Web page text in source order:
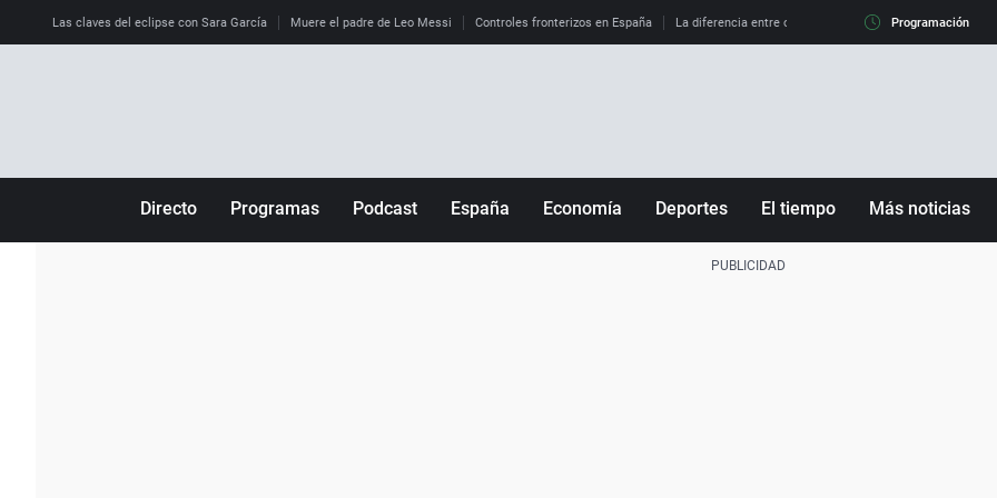
Las claves del eclipse con Sara García Muere el padre de Leo Messi Controles fronterizos en España La diferencia entre observar el eclipse al 99% y al 100%
Programación
Directo Programas Podcast España Economía Deportes El tiempo Más noticias